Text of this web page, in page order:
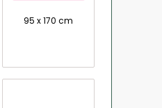
95 x 170 cm